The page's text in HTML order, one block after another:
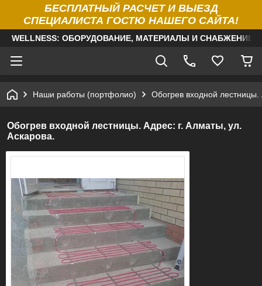
БЕСПЛАТНЫЙ РАСЧЕТ И ВЫЕЗД
СПЕЦИАЛИСТА ГОСТЮ НАШЕГО САЙТА!
WELLNESS: ОБОРУДОВАНИЕ, МАТЕРИАЛЫ И
Наши работы (портфолио) Обогрев входной
Обогрев входной лестницы. Адрес: г. Алматы, ул.
Аскарова.